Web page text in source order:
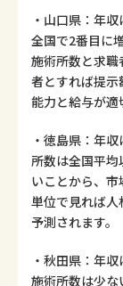
・山口県：年
全国で2番目に
施術所数と求職
者とすれば提示
能力と給与が適
・徳島県：年
所数は全国平
いことから、
単位で見れば人
予測されます。
・秋田県：年
施術所数は少な